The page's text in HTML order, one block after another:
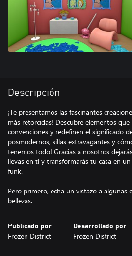
Descripción
¡Te presentamos las fascinantes
más retorcidas! Descubre elementos que
convenciones y redefinen el significado
posmodernos, sillas extravagantes y
tenemos todo! Gracias a nosotros
llevas en ti y transformarás tu casa en
funk.
Pero primero, echa un vistazo a algunas
bellezas.
Publicado por
Frozen District
Desarrollado por
Frozen District